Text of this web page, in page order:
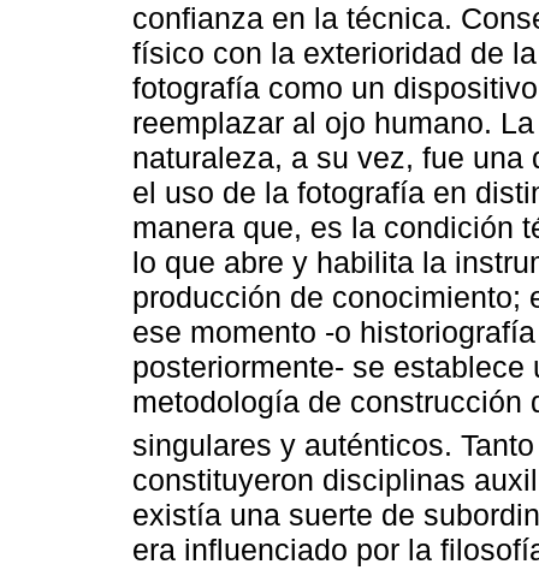
confianza en la técnica.
físico con la exterioridad de
fotografía como un
reemplazar al ojo humano.
naturaleza, a su vez, fue
el uso de la fotografía en
manera que, es la condición
lo que abre y habilita la
producción de conocimiento;
ese momento -o
posteriormente- se
metodología de construcción
singulares y auténticos.
constituyeron disciplinas
existía una suerte de
era influenciado por la